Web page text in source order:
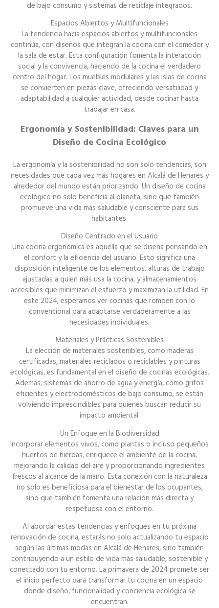
de bajo consumo y sistemas de reciclaje integrados.
Espacios Abiertos y Multifuncionales
La tendencia hacia espacios abiertos y multifuncionales
continúa, con diseños que integran la cocina con el comedor y
la sala de estar. Esta configuración fomenta la interacción
social y la convivencia, haciendo de la cocina el verdadero
centro del hogar. Los muebles modulares y las islas de cocina
se convierten en piezas clave, ofreciendo versatilidad y
adaptabilidad a cualquier actividad, desde cocinar hasta
trabajar en casa.
Ergonomía y Sostenibilidad: Claves para un
Diseño de Cocina Ecológico
La ergonomía y la sostenibilidad no son solo tendencias; son
necesidades que cada vez más hogares en Alcalá de Henares y
alrededor del mundo están priorizando. Un diseño de cocina
ecológico no solo beneficia al planeta, sino que también
promueve una vida más saludable y consciente para sus
habitantes.
Diseño Centrado en el Usuario
Una cocina ergonómica es aquella que se diseña pensando en
el confort y la eficiencia del usuario. Esto significa una
disposición inteligente de los elementos, alturas de trabajo
ajustadas a quien más usa la cocina, y almacenamientos
accesibles que minimizan el esfuerzo y maximizan la utilidad. En
este 2024, esperamos ver cocinas que rompen con lo
convencional para adaptarse verdaderamente a las
necesidades individuales.
Materiales y Prácticas Sostenibles
La elección de materiales sostenibles, como maderas
certificadas, materiales reciclados o reciclables y pinturas
ecológicas, es fundamental en el diseño de cocinas ecológicas.
Además, sistemas de ahorro de agua y energía, como grifos
eficientes y electrodomésticos de bajo consumo, se están
volviendo imprescindibles para quienes buscan reducir su
impacto ambiental.
Un Enfoque en la Biodiversidad
Incorporar elementos vivos, como plantas o incluso pequeños
huertos de hierbas, enriquece el ambiente de la cocina,
mejorando la calidad del aire y proporcionando ingredientes
frescos al alcance de la mano. Esta conexión con la naturaleza
no solo es beneficiosa para el bienestar de los ocupantes,
sino que también fomenta una relación más directa y
respetuosa con el entorno.
Al abordar estas tendencias y enfoques en tu próxima
renovación de cocina, estarás no solo actualizando tu espacio
según las últimas modas en Alcalá de Henares, sino también
contribuyendo a un estilo de vida más saludable, sostenible y
conectado con tu entorno. La primavera de 2024 promete ser
el inicio perfecto para transformar tu cocina en un espacio
donde diseño, funcionalidad y conciencia ecológica se
encuentran.